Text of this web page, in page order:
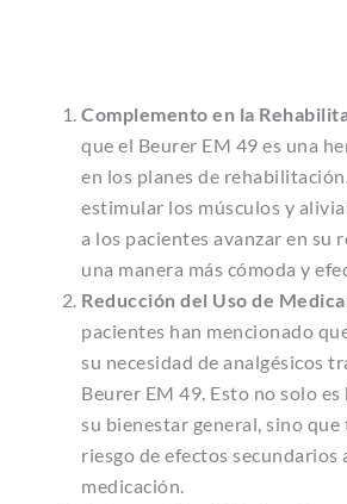
Complemento en la
que el Beurer EM 49 es una
en los planes de
estimular los músculos y
a los pacientes avanzar en su
una manera más cómoda y
Reducción del Uso de
pacientes han mencionado
su necesidad de analgésicos
Beurer EM 49. Esto no solo
su bienestar general, sino que
riesgo de efectos secundarios
medicación.